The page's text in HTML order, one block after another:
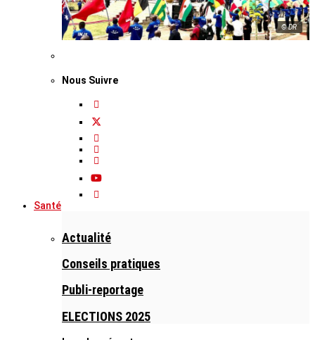
© DR
Nous Suivre
Santé
Actualité
Conseils pratiques
Publi-reportage
ELECTIONS 2025